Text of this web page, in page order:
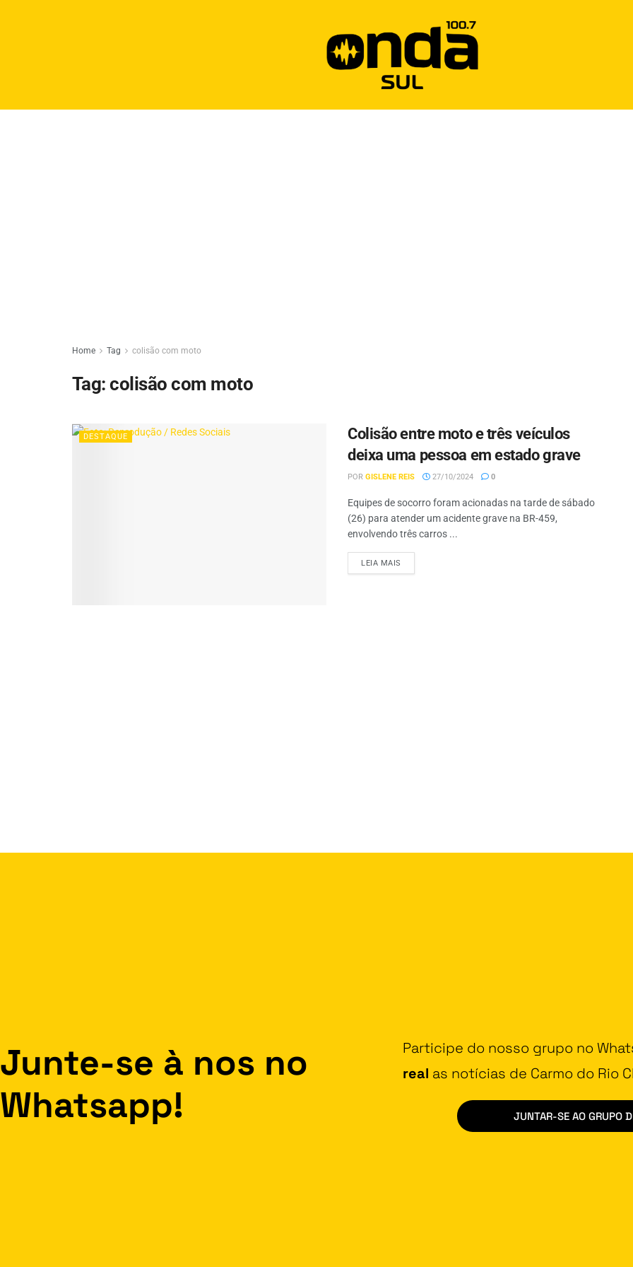
Home Tag colisão com moto
Tag:colisão com moto
DESTAQUE
Colisão entre moto e três veículos
deixa uma pessoa em estado grave
POR GISLENE REIS 27/10/2024 0
Equipes de socorro foram acionadas na tarde de sábado
(26) para atender um acidente grave na BR-459,
envolvendo três carros ...
LEIA MAIS
Junte-se à nos no
Whatsapp!
Participe do nosso grupo no
real as notícias de Carmo do Rio
JUNTAR-SE AO GRUPO